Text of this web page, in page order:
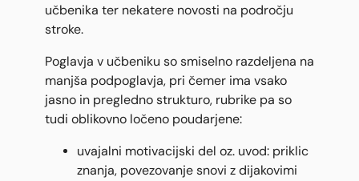
učbenika ter nekatere novosti na področju
stroke.
Poglavja v učbeniku so smiselno razdeljena na
manjša podpoglavja, pri čemer ima vsako
jasno in pregledno strukturo, rubrike pa so
tudi oblikovno ločeno poudarjene:
uvajalni motivacijski del oz. uvod: priklic
znanja, povezovanje snovi z dijakovimi